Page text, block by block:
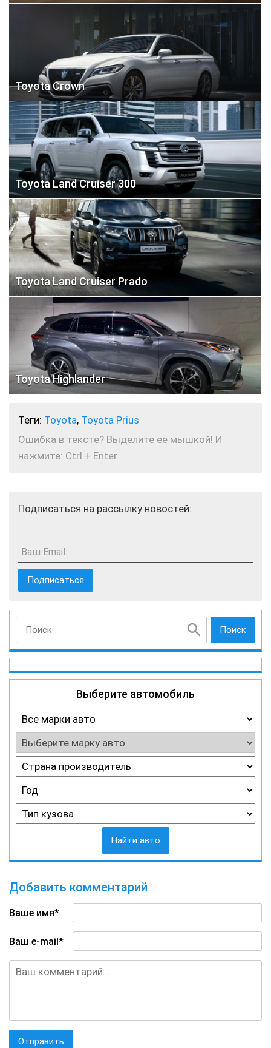
Поиск
Выберите автомобиль
Найти авто
Toyota Crown
Toyota Land Cruiser 300
Toyota Land Cruiser Prado
Toyota Highlander
Теги: Toyota, Toyota Prius
Ошибка в тексте? Выделите её мышкой! И
нажмите: Ctrl + Enter
Подписаться на рассылку новостей:
Ваш Email:
Добавить комментарий
Ваше имя*
Ваш e-mail*